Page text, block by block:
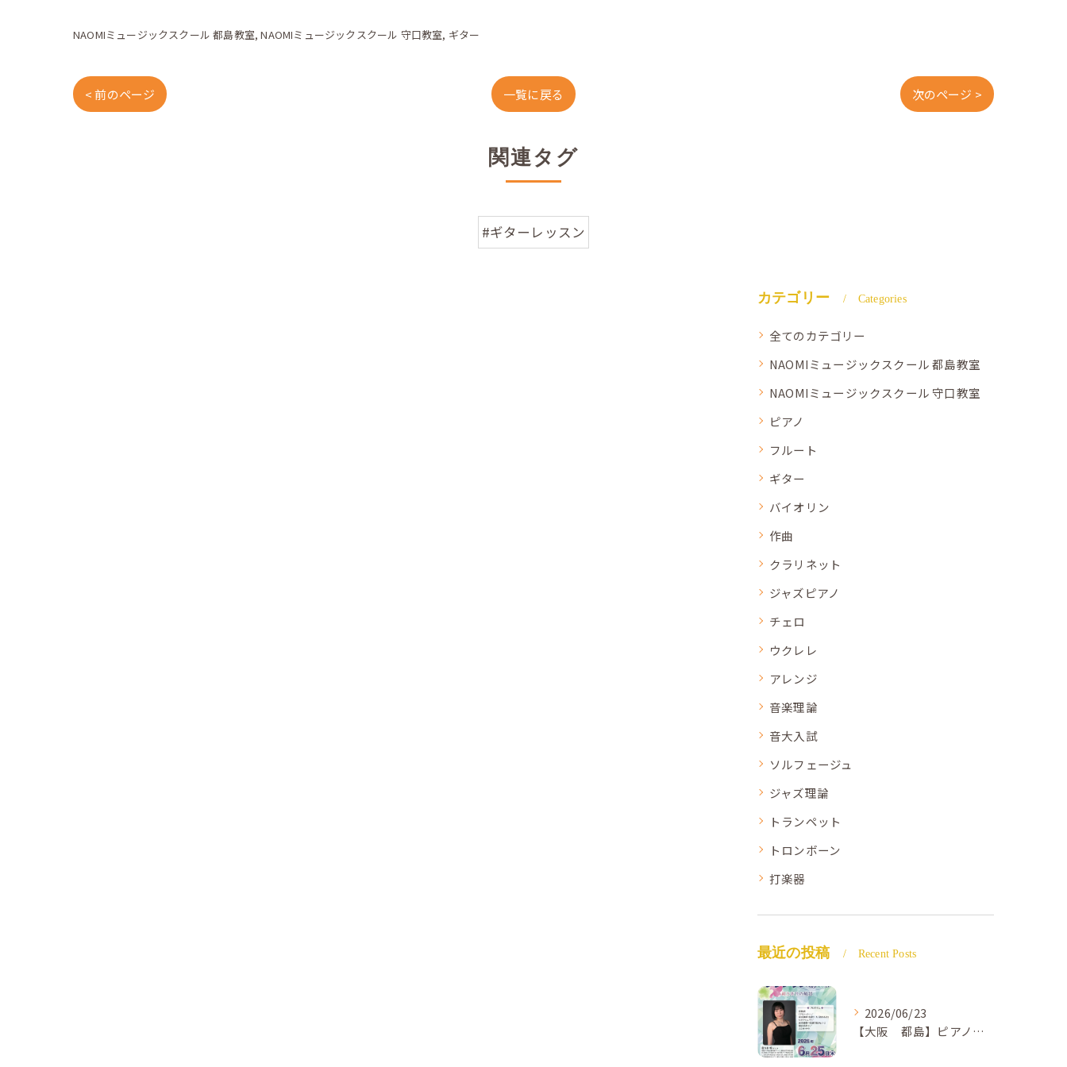
NAOMIミュージックスクール 都島教室 NAOMIミュージックスクール 守口教室 ギター
< 前のページ 一覧に戻る 次のページ >
関連タグ
#ギターレッスン
カテゴリー Categories
全てのカテゴリー
NAOMIミュージックスクール 都島教室
NAOMIミュージックスクール 守口教室
ピアノ
フルート
ギター
バイオリン
作曲
クラリネット
ジャズピアノ
チェロ
ウクレレ
アレンジ
音楽理論
音大入試
ソルフェージュ
ジャズ理論
トランペット
トロンボーン
打楽器
最近の投稿 Recent Posts
2026/06/23
【大阪 都島】ピアノ教室ならNAOMIミュージックスクール ピアノ講師 佐々木唯先生のコンサートのご案内🎵